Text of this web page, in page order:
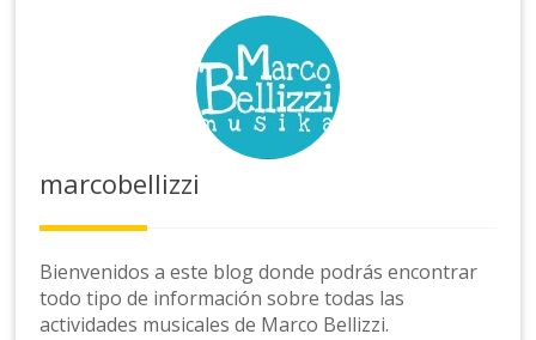
marcobellizzi
Bienvenidos a este blog donde podrás encontrar
todo tipo de información sobre todas las
actividades musicales de Marco Bellizzi.